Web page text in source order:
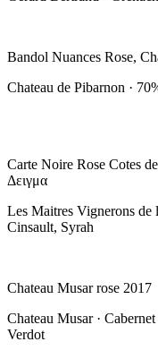
Bandol Nuances Rose,
Chateau de Pibarnon ·
Carte Noire Rose Cotes
Δειγμα
Les Maitres Vignerons de
Cinsault, Syrah
Chateau Musar rose 2017
Chateau Musar ·
Verdot